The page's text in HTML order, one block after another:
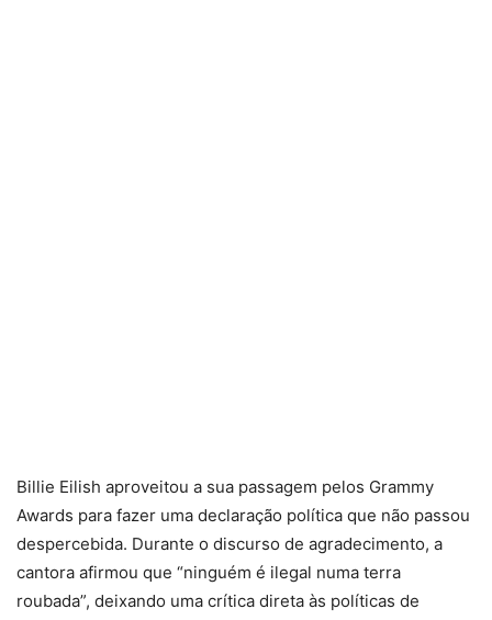
Billie Eilish aproveitou a sua passagem pelos Grammy
Awards para fazer uma declaração política que não passou
despercebida. Durante o discurso de agradecimento, a
cantora afirmou que “ninguém é ilegal numa terra
roubada”, deixando uma crítica direta às políticas de